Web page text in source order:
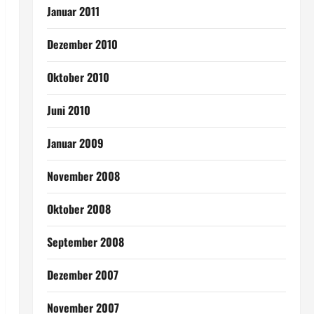
Januar 2011
Dezember 2010
Oktober 2010
Juni 2010
Januar 2009
November 2008
Oktober 2008
September 2008
Dezember 2007
November 2007